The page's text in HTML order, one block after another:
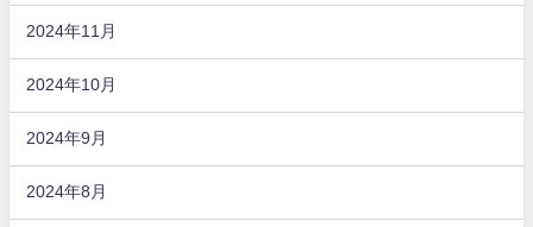
2024年11月
2024年10月
2024年9月
2024年8月